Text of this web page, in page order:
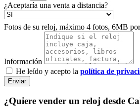
¿Aceptaría una venta a distancia?
Fotos de su reloj, máximo 4 fotos, 6MB
Información
He leído y acepto la política de
Enviar
¿Quiere vender un reloj desde